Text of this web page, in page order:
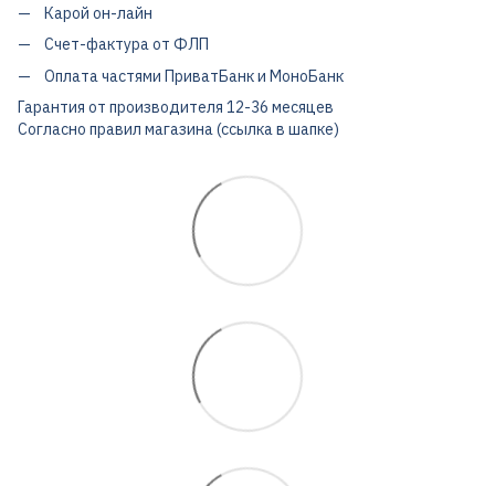
Карой он-лайн
Счет-фактура от ФЛП
Оплата частями ПриватБанк и МоноБанк
Гарантия от производителя 12-36 месяцев
Согласно правил магазина (ссылка в шапке)